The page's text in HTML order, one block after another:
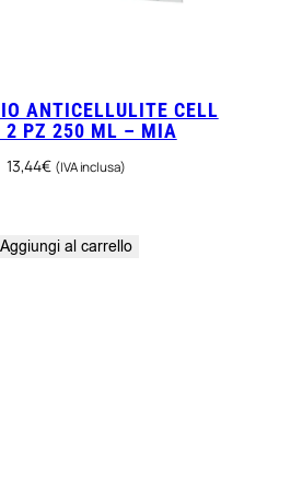
ANTICELLULITE CELL
2 PZ 250 ML – MIA
13,44€ (IVA inclusa)
Aggiungi al carrello